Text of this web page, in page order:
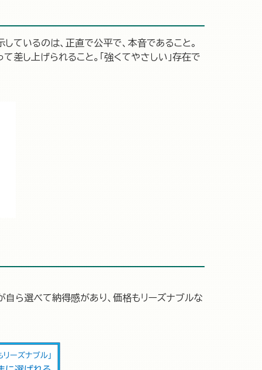
ているのは、正直で公平で、本音であること。
差し上げられること。「強くてやさしい」存在で
ら選べて納得感があり、価格もリーズナブルな